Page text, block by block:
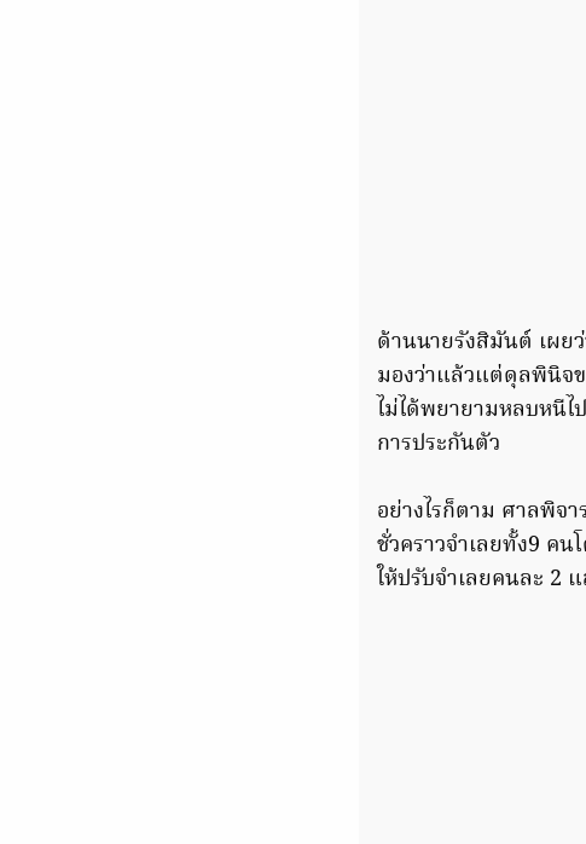
ด้านนายรังสิมันต์ เผย
มองว่าแล้วแต่ดุลพินิจ
ไม่ได้พยายามหลบหนีไ
การประกันตัว
อย่างไรก็ตาม ศาลพิจ
ชั่วคราวจำเลยทั้ง9 ค
ให้ปรับจำเลยคนละ 2